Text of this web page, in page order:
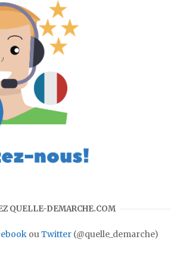
QUELLE-DEMARCHE.COM
ouTwitter (@quelle_demarche)